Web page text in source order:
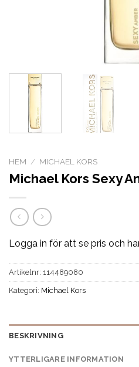
HEM / MICHAEL KORS
Michael Kors Sexy
Logga in för att se pris och
Artikelnr: 114489080
Kategori: Michael Kors
BESKRIVNING
YTTERLIGARE INFORMATION